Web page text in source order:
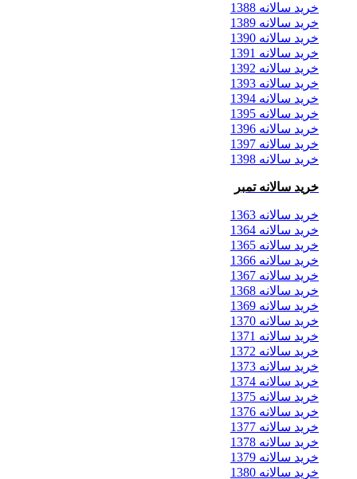
خرید سالانه 1388
خرید سالانه 1389
خرید سالانه 1390
خرید سالانه 1391
خرید سالانه 1392
خرید سالانه 1393
خرید سالانه 1394
خرید سالانه 1395
خرید سالانه 1396
خرید سالانه 1397
خرید سالانه 1398
خرید سالانه تمبر
خرید سالانه 1363
خرید سالانه 1364
خرید سالانه 1365
خرید سالانه 1366
خرید سالانه 1367
خرید سالانه 1368
خرید سالانه 1369
خرید سالانه 1370
خرید سالانه 1371
خرید سالانه 1372
خرید سالانه 1373
خرید سالانه 1374
خرید سالانه 1375
خرید سالانه 1376
خرید سالانه 1377
خرید سالانه 1378
خرید سالانه 1379
خرید سالانه 1380